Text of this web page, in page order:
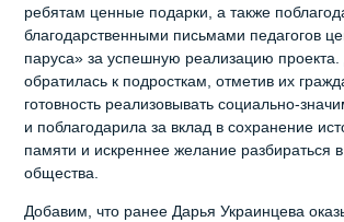
ребятам ценные подарки, а также
благодарственными письмами педагогов
паруса» за успешную реализацию проекта.
обратилась к подросткам, отметив их
готовность реализовывать социально-
и поблагодарила за вклад в сохранение
памяти и искреннее желание разбираться
общества.
Добавим, что ранее Дарья Украинцева